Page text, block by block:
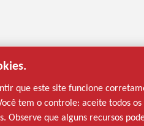
que este site funcione
tem o controle: aceite todos
Observe que alguns recursos